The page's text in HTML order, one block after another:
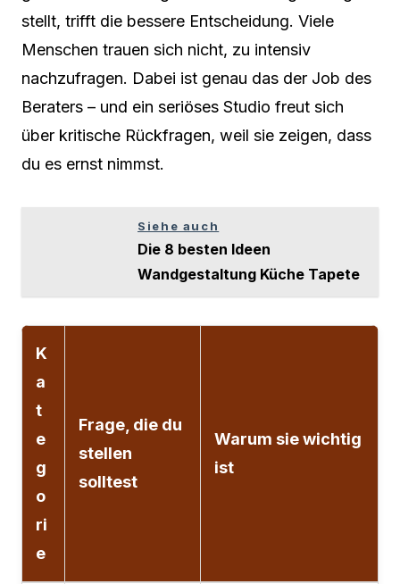
stellt, trifft die bessere Entscheidung. Viele
Menschen trauen sich nicht, zu intensiv
nachzufragen. Dabei ist genau das der Job des
Beraters – und ein seriöses Studio freut sich
über kritische Rückfragen, weil sie zeigen, dass
du es ernst nimmst.
Siehe auch
Die 8 besten Ideen
Wandgestaltung Küche Tapete
K
a
t
e
g
o
ri
e
Frage, die du
stellen
solltest
Warum sie wichtig
ist